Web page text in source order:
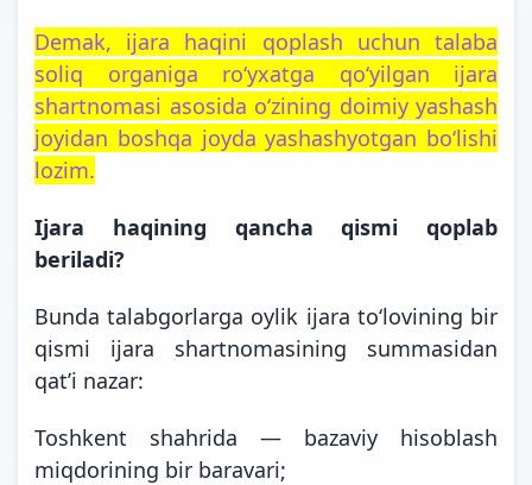
Demak, ijara haqini qoplash uchun talaba
soliq organiga ro‘yxatga qo‘yilgan ijara
shartnomasi asosida o‘zining doimiy yashash
joyidan boshqa joyda yashashyotgan bo‘lishi
lozim.
Ijara haqining qancha qismi qoplab
beriladi?
Bunda talabgorlarga oylik ijara to‘lovining bir
qismi ijara shartnomasining summasidan
qat’i nazar:
Toshkent shahrida — bazaviy hisoblash
miqdorining bir baravari;